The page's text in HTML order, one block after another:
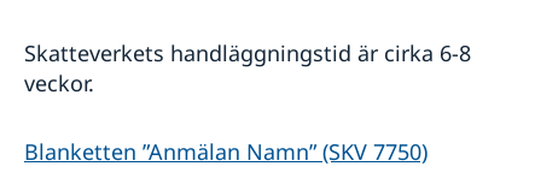
Skatteverkets handläggningstid är cirka 6-8
veckor.
Blanketten ”Anmälan Namn” (SKV 7750)